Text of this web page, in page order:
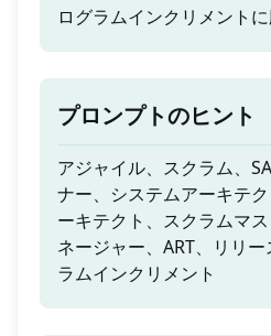
ログラムインクリメントに
プロンプトのヒント
アジャイル、スクラム、
ナー、システムアーキテ
ーキテクト、スクラムマ
ネージャー、ART、リリ
ラムインクリメント